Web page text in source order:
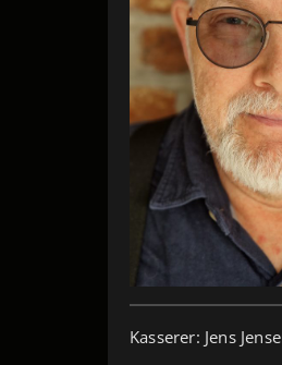
Kasserer: Jens